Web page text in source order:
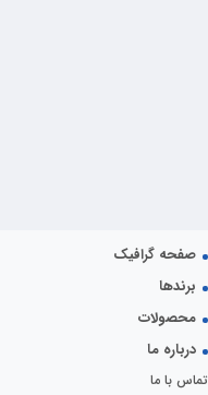
صفحه گرافیک
برندها
محصولات
درباره ما
تماس با ما